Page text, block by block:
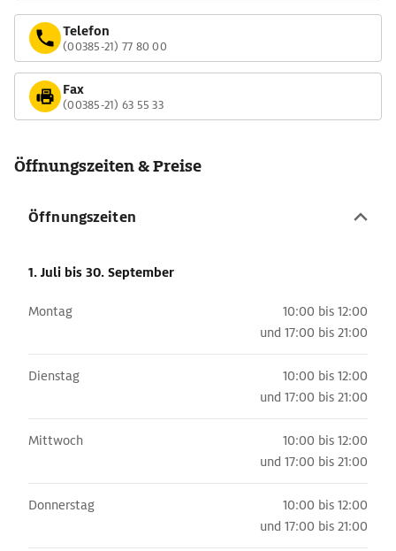
Telefon
(00385-21) 77 80 00
Fax
(00385-21) 63 55 33
Öffnungszeiten & Preise
Öffnungszeiten
1. Juli bis 30. September
Montag
10:00 bis 12:00
und 17:00 bis 21:00
Dienstag
10:00 bis 12:00
und 17:00 bis 21:00
Mittwoch
10:00 bis 12:00
und 17:00 bis 21:00
Donnerstag
10:00 bis 12:00
und 17:00 bis 21:00